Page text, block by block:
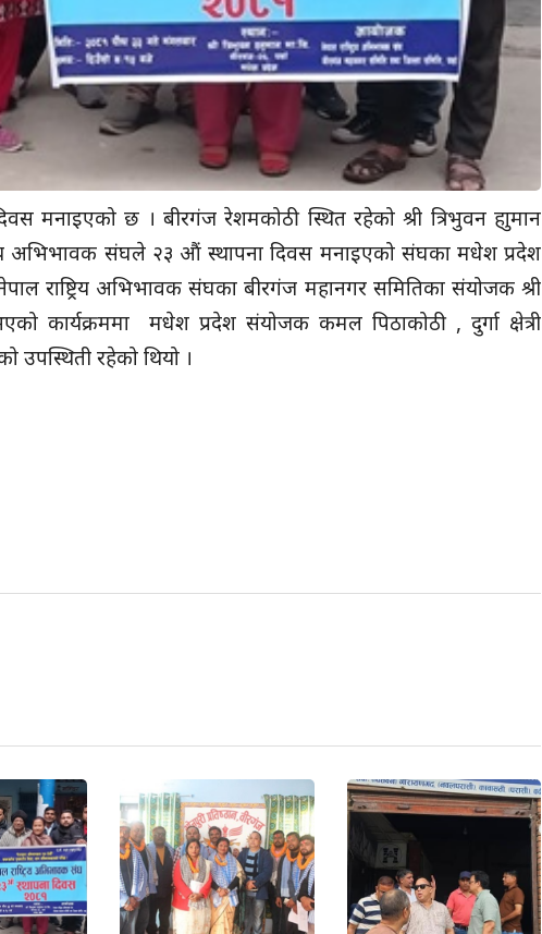
मनाइएको छ । बीरगंज रेशमकोठी स्थित रहेको श्री त्रिभुवन हाुमान
अभिभावक संघले २३ औं स्थापना दिवस मनाइएको संघका मधेश प्रदेश
राष्ट्रिय अभिभावक संघका बीरगंज महानगर समितिका संयोजक श्री
कार्यक्रममा मधेश प्रदेश संयोजक कमल पिठाकोठी , दुर्गा क्षेत्री
उपस्थिती रहेको थियो ।